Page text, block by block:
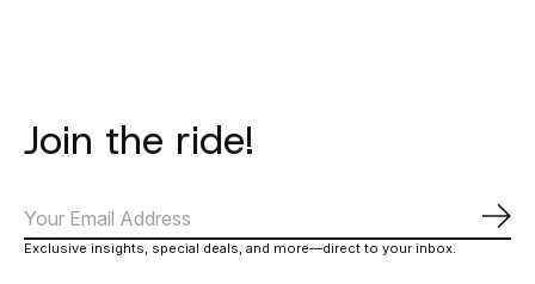
Join the ride!
Exclusive insights, special deals, and more—direct to your inbox.